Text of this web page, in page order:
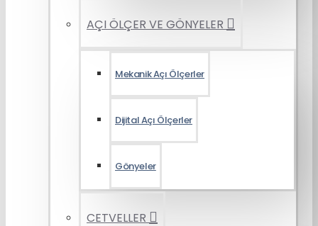
AÇI ÖLÇER VE GÖNYELER
Mekanik Açı Ölçerler
Dijital Açı Ölçerler
Gönyeler
CETVELLER